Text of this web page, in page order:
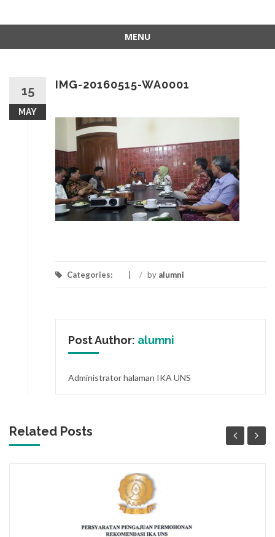
MENU
15
MAY
IMG-20160515-WA0001
Categories: / by alumni
Post Author: alumni
Administrator halaman IKA UNS
Related Posts